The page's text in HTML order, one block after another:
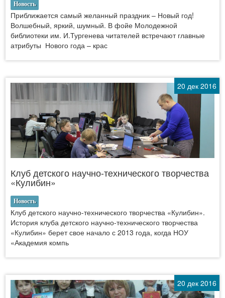
Новость
Приближается самый желанный праздник – Новый год!
Волшебный, яркий, шумный. В фойе Молодежной
библиотеки им. И.Тургенева читателей встречают главные
атрибуты Нового года – крас
20 дек 2016
Клуб детского научно-технического творчества
«Кулибин»
Новость
Клуб детского научно-технического творчества «Кулибин».
История клуба детского научно-технического творчества
«Кулибин» берет свое начало с 2013 года, когда НОУ
«Академия компь
20 дек 2016